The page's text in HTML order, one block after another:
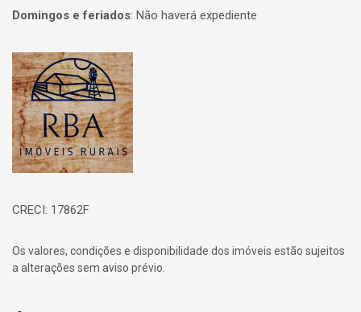
Domingos e feriados: Não haverá expediente
Página inicial
CRECI: 17862F
Os valores, condições e disponibilidade dos imóveis estão sujeitos
a alterações sem aviso prévio.